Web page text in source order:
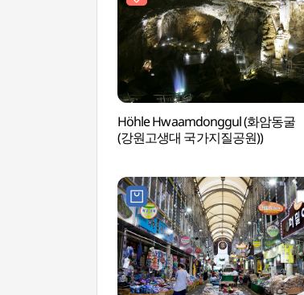
Höhle Hwaamdonggul (화암동굴
(강원고생대 국가지질공원))